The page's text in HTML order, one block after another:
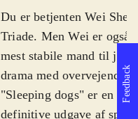
Du er betjenten Wei
Triade. Men Wei er også
mest stabile mand til
drama med overvejende
"Sleeping dogs" er en
definitive udgave af
Feedback